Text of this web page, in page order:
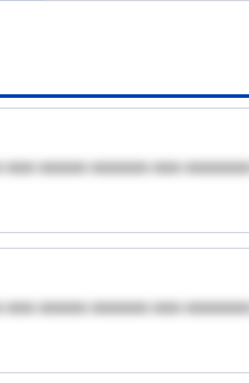
xxxxx xxxxxx xxx
xxxxx xxxxxx xxx